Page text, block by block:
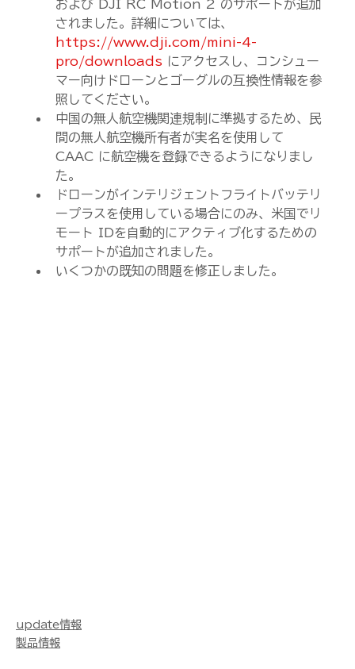
および DJI RC Motion 2 のサポートが追加
されました。詳細については、
https://www.dji.com/mini-4-
pro/downloads にアクセスし、コンシュー
マー向けドローンとゴーグルの互換性情報を参
照してください。
中国の無人航空機関連規制に準拠するため、民
間の無人航空機所有者が実名を使用して
CAAC に航空機を登録できるようになりまし
た。
ドローンがインテリジェントフライトバッテリ
ープラスを使用している場合にのみ、米国でリ
モート IDを自動的にアクティブ化するための
サポートが追加されました。
いくつかの既知の問題を修正しました。
update情報
製品情報